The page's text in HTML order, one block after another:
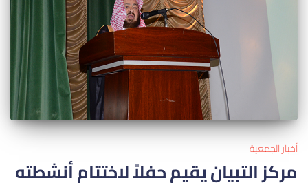
أخبار الجمعية
مركز التبيان يقيم حفلاً لاختتام أنشطته